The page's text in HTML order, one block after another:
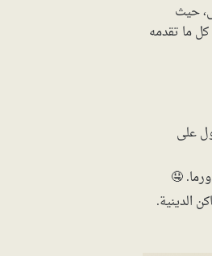
حيث
ما تقدمه
على
🤤
الدينية.